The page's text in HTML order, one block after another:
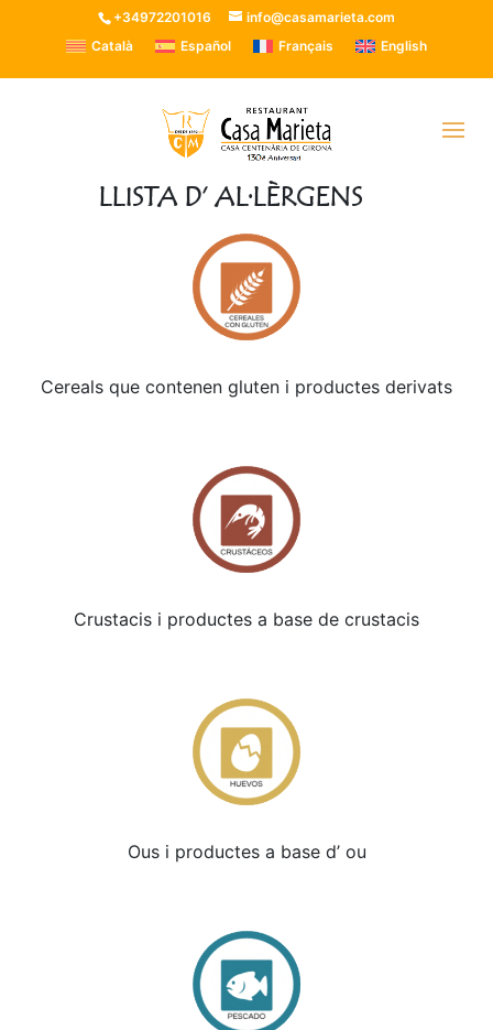
+34972201016
info@casamarieta.com
Català
Español Français English
LLISTA D’ AL·LÈRGENS
Cereals que contenen gluten i productes derivats
Crustacis i productes a base de crustacis
Ous i productes a base d’ ou